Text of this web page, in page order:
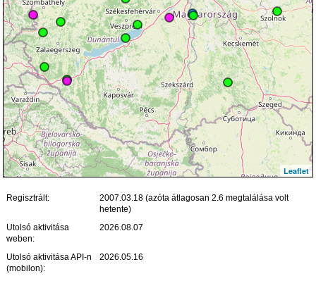
Leaflet
Regisztrált:
2007.03.18 (azóta átlagosan 2.6 megtalálása volt
hetente)
Utolsó aktivitása
weben:
2026.08.07
Utolsó aktivitása API-n
(mobilon):
2026.05.16